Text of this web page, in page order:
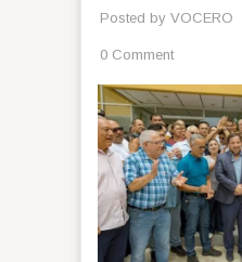
Posted by VOCERO
0 Comment